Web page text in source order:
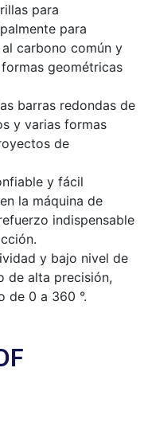
para
para
carbono común y
geométricas
barras redondas de
y varias formas
de
y fácil
la máquina de
indispensable
y bajo nivel de
de alta precisión,
de 0 a 360 °.